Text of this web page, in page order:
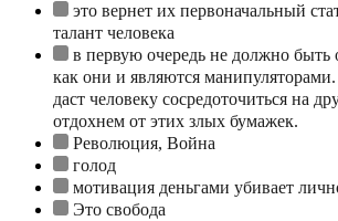
это вернет их первоначальный
талант человека
в первую очередь не должно быть
как они и являются
даст человеку сосредоточиться на
отдохнем от этих злых бумажек.
Революция, Война
голод
мотивация деньгами убивает
Это свобода